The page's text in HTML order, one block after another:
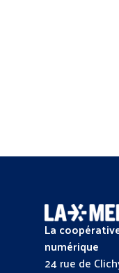
La
numérique
24 rue de